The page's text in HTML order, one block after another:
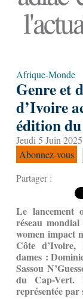
Afrique-Monde
Genre et
d’Ivoire
édition
Jeudi 5 Juin
Abonnez-vous
Partager :
Le lancement
réseau
women impact
Côte d’Ivoire,
dames :
Sassou
du Cap-Vert.
représentée